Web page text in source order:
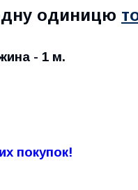
одиницю
- 1 м.
покупок!